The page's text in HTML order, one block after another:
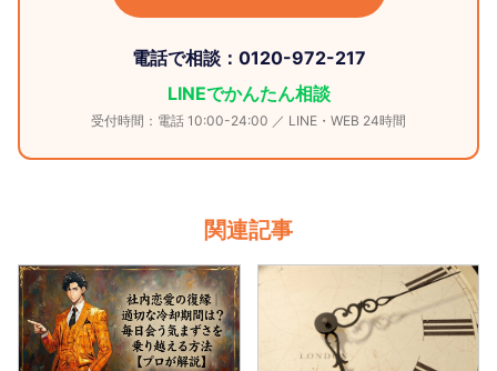
電話で相談：0120-972-217
LINEでかんたん相談
受付時間：電話 10:00-24:00 ／ LINE・WEB 24時間
関連記事